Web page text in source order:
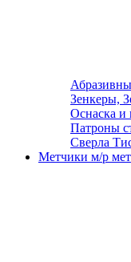
Зенкеры,
Оснаска и
Патроны
Сверла
Метчики м/р